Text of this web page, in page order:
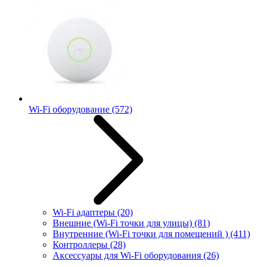
Wi-Fi оборудование (572)
Wi-Fi адаптеры (20)
Внешние (Wi-Fi точки для улицы) (81)
Внутренние (Wi-Fi точки для помещений ) (411)
Контроллеры (28)
Аксессуары для Wi-Fi оборудования (26)